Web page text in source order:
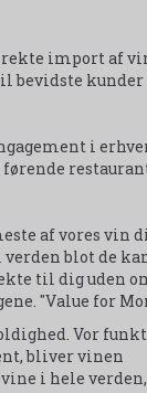
import af
bevidste
i
førende
af vores vin
blot de
til dig uden
"Value for
Vor
bliver vinen
i hele